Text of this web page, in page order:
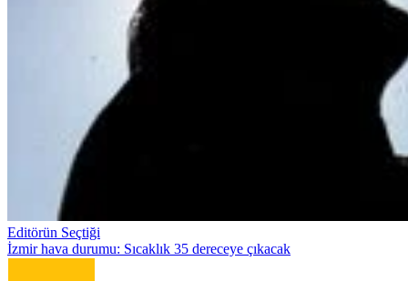
Editörün Seçtiği
İzmir hava durumu: Sıcaklık 35 dereceye çıkacak